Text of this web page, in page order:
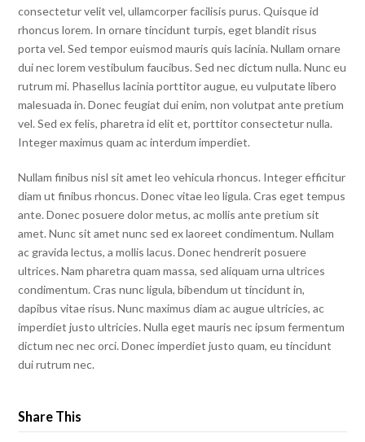
consectetur velit vel, ullamcorper facilisis purus. Quisque id
rhoncus lorem. In ornare tincidunt turpis, eget blandit risus
porta vel. Sed tempor euismod mauris quis lacinia. Nullam ornare
dui nec lorem vestibulum faucibus. Sed nec dictum nulla. Nunc eu
rutrum mi. Phasellus lacinia porttitor augue, eu vulputate libero
malesuada in. Donec feugiat dui enim, non volutpat ante pretium
vel. Sed ex felis, pharetra id elit et, porttitor consectetur nulla.
Integer maximus quam ac interdum imperdiet.
Nullam finibus nisl sit amet leo vehicula rhoncus. Integer efficitur
diam ut finibus rhoncus. Donec vitae leo ligula. Cras eget tempus
ante. Donec posuere dolor metus, ac mollis ante pretium sit
amet. Nunc sit amet nunc sed ex laoreet condimentum. Nullam
ac gravida lectus, a mollis lacus. Donec hendrerit posuere
ultrices. Nam pharetra quam massa, sed aliquam urna ultrices
condimentum. Cras nunc ligula, bibendum ut tincidunt in,
dapibus vitae risus. Nunc maximus diam ac augue ultricies, ac
imperdiet justo ultricies. Nulla eget mauris nec ipsum fermentum
dictum nec nec orci. Donec imperdiet justo quam, eu tincidunt
dui rutrum nec.
Share This